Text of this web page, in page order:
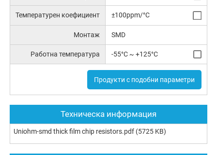
Температурен коефициент ±100ppm/°C
Монтаж SMD
Работна температура -55°C ~ +125°C
Продукти с подобни параметри
Техническа информация
Uniohm-smd thick film chip resistors.pdf (5725 KB)